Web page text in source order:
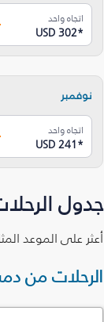
اتجاه واحد
USD 302*
نوفمبر
اتجاه واحد
USD 241*
جدول
أعثر على الموعد
الرحلات من